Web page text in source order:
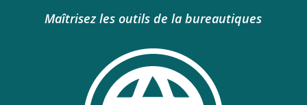
Maîtrisez les outils de la bureautiques